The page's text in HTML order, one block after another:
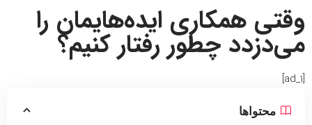
وقتی همکاری ایده‌هایمان را
می‌دزدد چطور رفتار کنیم؟
[ad_1]
محتواها